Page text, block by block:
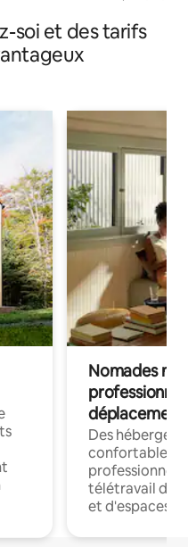
soi et des tarifs
Nomades
déplacement
Des
confortables
professionnels
télétravail
et d'espaces